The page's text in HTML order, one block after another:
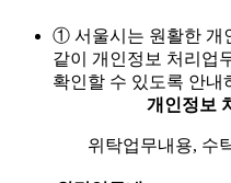
① 서울시는 원활한 개
같이 개인정보 처리업
확인할 수 있도록 안내
개인정보
위탁업무내용, 수